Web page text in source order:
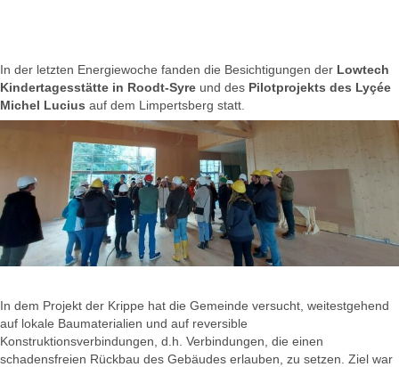
In der letzten Energiewoche fanden die Besichtigungen der Lowtech
Kindertagesstätte in Roodt-Syre und des Pilotprojekts des Lyçée
Michel Lucius auf dem Limpertsberg statt.
In dem Projekt der Krippe hat die Gemeinde versucht, weitestgehend
auf lokale Baumaterialien und auf reversible
Konstruktionsverbindungen, d.h. Verbindungen, die einen
schadensfreien Rückbau des Gebäudes erlauben, zu setzen. Ziel war